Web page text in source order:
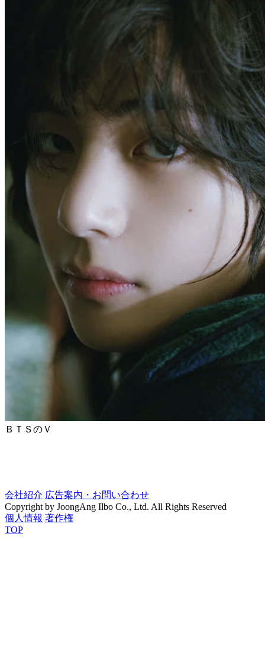
ＢＴＳのＶ
会社紹介 広告案内・お問い合わせ
Copyright by JoongAng Ilbo Co., Ltd. All Rights Reserved
個人情報 著作権
TOP